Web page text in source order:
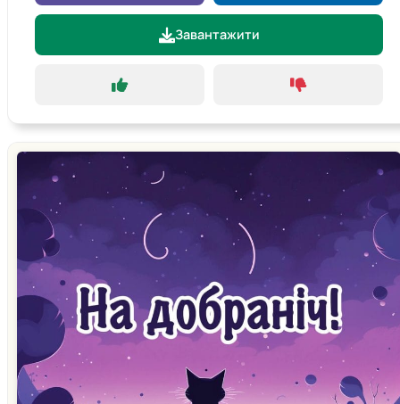
Завантажити